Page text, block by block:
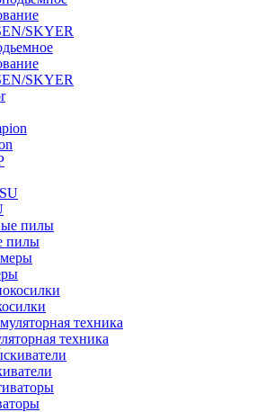
SKYER
пилы
техника